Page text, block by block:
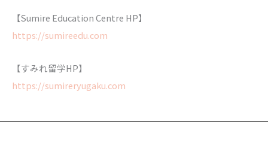
【Sumire Education Centre HP】
https://sumireedu.com
【すみれ留学HP】
https://sumireryugaku.com